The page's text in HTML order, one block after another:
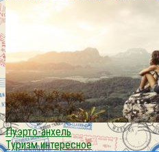
Пуэрто-анхель
Туризм интересное